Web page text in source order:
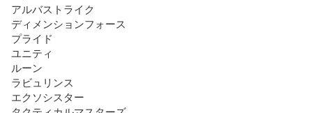
アルバストライク
ディメンションフォース
プライド
ユニティ
ルーン
ラビュリンス
エクソシスター